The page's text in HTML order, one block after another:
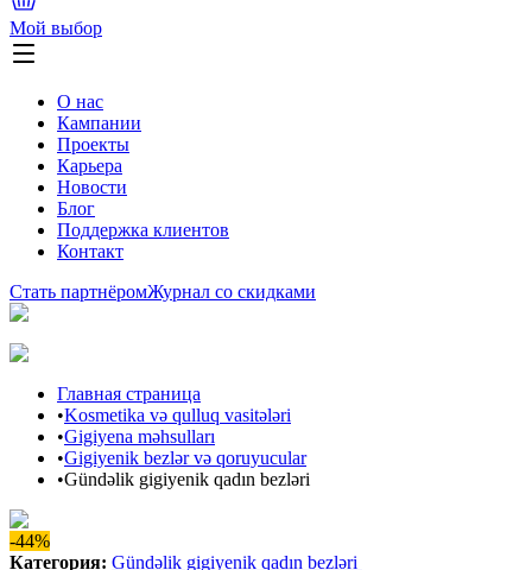
Мой выбор
О нас
Кампании
Проекты
Карьера
Новости
Блог
Поддержка клиентов
Контакт
Стать партнёромЖурнал со скидками
Главная страница
•Kosmetika və qulluq vasitələri
•Gigiyena məhsulları
•Gigiyenik bezlər və qoruyucular
•Gündəlik gigiyenik qadın bezləri
-44%
Категория: Gündəlik gigiyenik qadın bezləri